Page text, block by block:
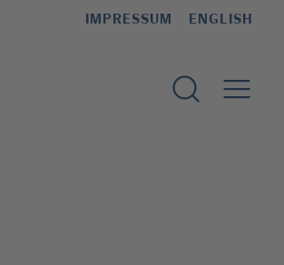
IMPRESSUM ENGLISH
Suchformular